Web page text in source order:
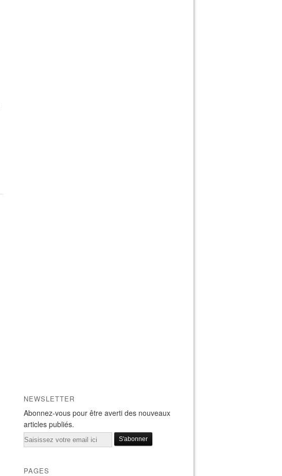
NEWSLETTER
Abonnez-vous pour être averti des nouveaux
articles publiés.
Email
PAGES